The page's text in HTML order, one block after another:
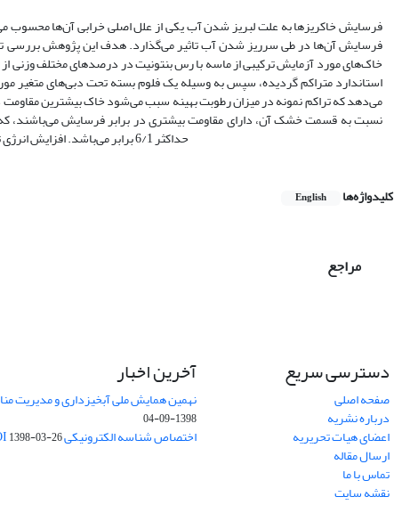
فرسایش خاکریزها به علت لبریز شدن آب یکی از علل اصلی خرابی آن‌ها
فرسایش آن‌ها در طی سرریز شدن آب تاثیر می‌گذارد. هدف این پژوهش بررسی
استاندارد متراکم گردیده، سپس به وسیله یک فلوم بسته تحت دبی‌های متغیر
می‌دهد که تراکم نمونه در میزان رطوبت بهینه سبب می‌شود خاک بیشترین
حداکثر 6/1 برابر می‌باشد. افزایش انرژی تراکم در قسمت خشک سبب افزایش مقدار تنش برشی بحرانی و کاهش سرعت فرسایش می‌گردد
کلیدواژه‌ها English
مراجع
دسترسی سریع
صفحه اصلی
درباره نشریه
اعضای هیات تحریریه
ارسال مقاله
تماس با ما
نقشه سایت
آخرین اخبار
نهمین همایش ملی آبخیزداری و مدیریت
1398-09-04
اختصاص شناسه الکترونیکی DOI1398-03-26